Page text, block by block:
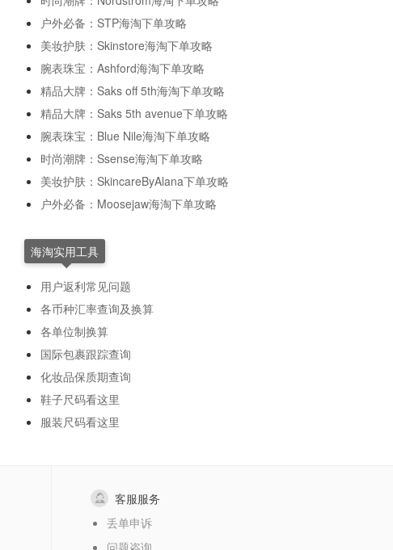
户外必备：STP海淘下单攻略
美妆护肤：Skinstore海淘下单攻略
腕表珠宝：Ashford海淘下单攻略
精品大牌：Saks off 5th海淘下单攻略
精品大牌：Saks 5th avenue下单攻略
腕表珠宝：Blue Nile海淘下单攻略
时尚潮牌：Ssense海淘下单攻略
美妆护肤：SkincareByAlana下单攻略
户外必备：Moosejaw海淘下单攻略
海淘实用工具
用户返利常见问题
各币种汇率查询及换算
各单位制换算
国际包裹跟踪查询
化妆品保质期查询
鞋子尺码看这里
服装尺码看这里
客服服务
丢单申诉